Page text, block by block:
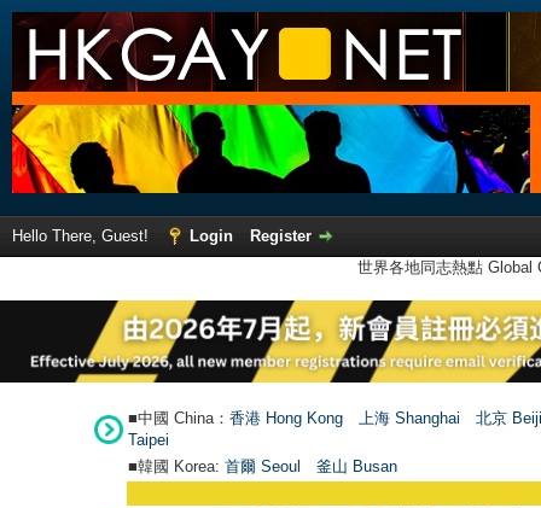
Hello There, Guest! Login
Register
世界各地同志熱點
■中國 China： 香港 Hong Kong 上海 Shanghai
北京
Taipei
■韓國 Korea: 首爾 Seoul 釜山 Busan